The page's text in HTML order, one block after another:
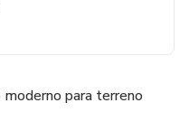
para terreno